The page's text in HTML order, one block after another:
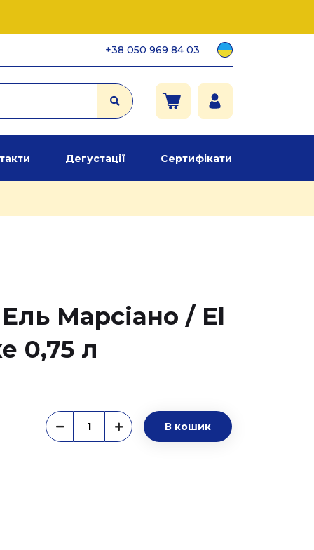
+38 050 969 84 03
Дегустації Сертифікати
Марсіано / El
0,75 л
В кошик